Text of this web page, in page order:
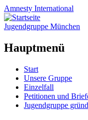
Amnesty International
Jugendgruppe München
Hauptmenü
Zum
Inhalt
springen
Start
Unsere Gruppe
Einzelfall
Petitionen und
Jugendgruppe